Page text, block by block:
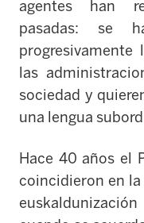
agentes han
pasadas: se
progresivamente
las
sociedad y
una lengua
Hace 40 años el
coincidieron en la